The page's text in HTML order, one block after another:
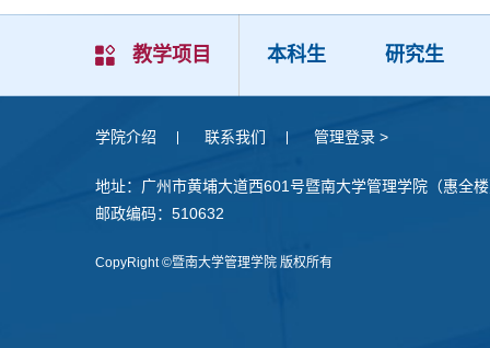
教学项目 本科生 研究生
学院介绍 联系我们 管理登录 >
地址：广州市黄埔大道西601号暨南大学管理学院（惠全
邮政编码：510632
CopyRight ©暨南大学管理学院 版权所有